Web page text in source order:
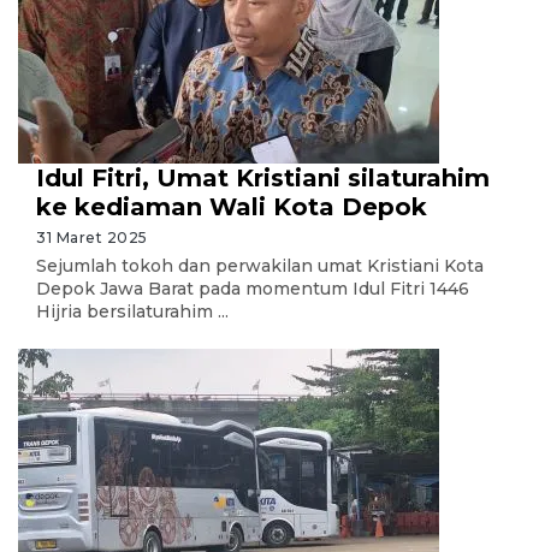
Idul Fitri, Umat Kristiani silaturahim
ke kediaman Wali Kota Depok
31 Maret 2025
Sejumlah tokoh dan perwakilan umat Kristiani Kota
Depok Jawa Barat pada momentum Idul Fitri 1446
Hijria bersilaturahim ...